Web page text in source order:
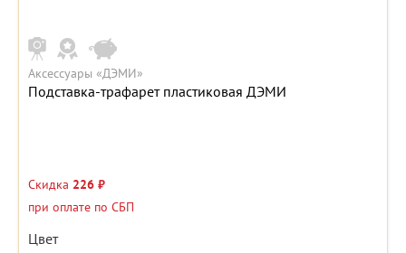
Аксессуары «ДЭМИ»
Подставка-трафарет пластиковая ДЭМИ
Скидка 226 ₽
при оплате по СБП
Цвет